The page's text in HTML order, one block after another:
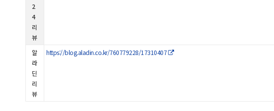
2
4
리
뷰
알
라
딘
리
뷰
https://blog.aladin.co.kr/760779228/17310407